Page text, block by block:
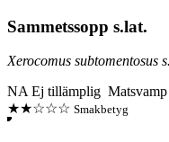
Sammetssopp s.lat.
Xerocomus subtomentosus
NA Ej tillämplig Matsvamp
★★☆☆☆ Smakbetyg